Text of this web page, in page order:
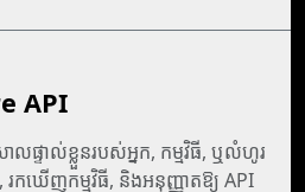
API
លផ្ទាល់ខ្លួនរបស់អ្នក, កម្មវិធី, ឬលំហូរ
កឃើញកម្មវិធី, និងអនុញ្ញាតឱ្យ API